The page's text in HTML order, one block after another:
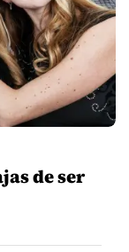
de ser